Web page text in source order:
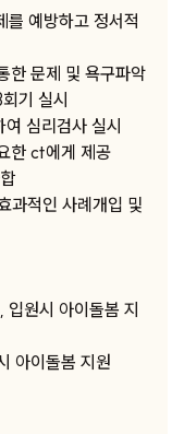
예방하고 정서적
한 문제 및 욕구파악
기 실시
심리검사 실시
한 ct에게 제공
과적인 사례개입 및
원시 아이돌봄 지
아이돌봄 지원